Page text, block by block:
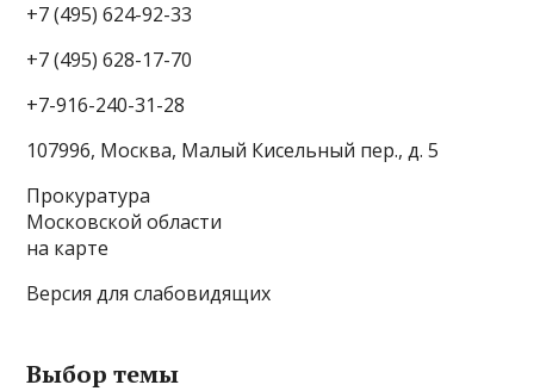
+7 (495) 624-92-33
+7 (495) 628-17-70
+7-916-240-31-28
107996, Москва, Малый Кисельный пер., д. 5
Прокуратура
Московской области
на карте
Версия для слабовидящих
Выбор темы